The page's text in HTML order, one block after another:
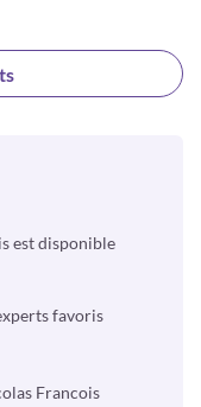
est disponible
favoris
Francois